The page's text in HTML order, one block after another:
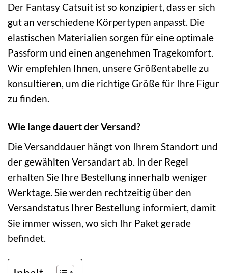
Der Fantasy Catsuit ist so konzipiert, dass er sich
gut an verschiedene Körpertypen anpasst. Die
elastischen Materialien sorgen für eine optimale
Passform und einen angenehmen Tragekomfort.
Wir empfehlen Ihnen, unsere Größentabelle zu
konsultieren, um die richtige Größe für Ihre Figur
zu finden.
Wie lange dauert der Versand?
Die Versanddauer hängt von Ihrem Standort und
der gewählten Versandart ab. In der Regel
erhalten Sie Ihre Bestellung innerhalb weniger
Werktage. Sie werden rechtzeitig über den
Versandstatus Ihrer Bestellung informiert, damit
Sie immer wissen, wo sich Ihr Paket gerade
befindet.